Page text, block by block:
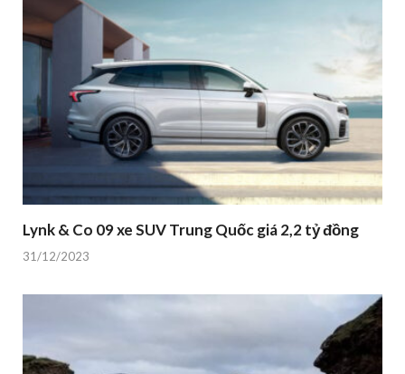
Lynk & Co 09 xe SUV Trung Quốc giá 2,2 tỷ đồng
31/12/2023